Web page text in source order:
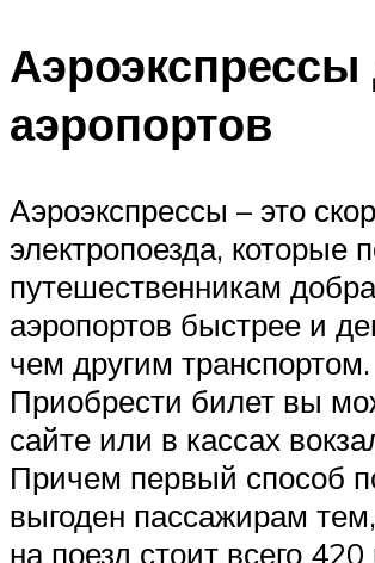
Аэроэкспрессы
аэропортов
Аэроэкспрессы – это
электропоезда, которые
путешественникам
аэропортов быстрее и
чем другим транспортом.
Приобрести билет вы
сайте или в кассах
Причем первый способ
выгоден пассажирам
на поезд стоит всего